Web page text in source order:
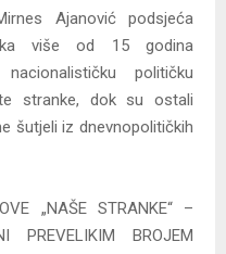
Ajanović podsjeća
više od 15 godina
političku
stranke, dok su ostali
šutjeli iz dnevnopolitičkih
„NAŠE STRANKE“ –
BROJEM